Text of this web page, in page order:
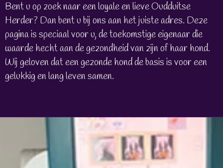
Bent u op zoek naar een loyale en lieve Oudduitse
Herder? Dan bent u bij ons aan het juiste adres. Deze
pagina is speciaal voor u, de toekomstige eigenaar die
waarde hecht aan de gezondheid van zijn of haar hond.
Wij geloven dat een gezonde hond de basis is voor een
gelukkig en lang leven samen.